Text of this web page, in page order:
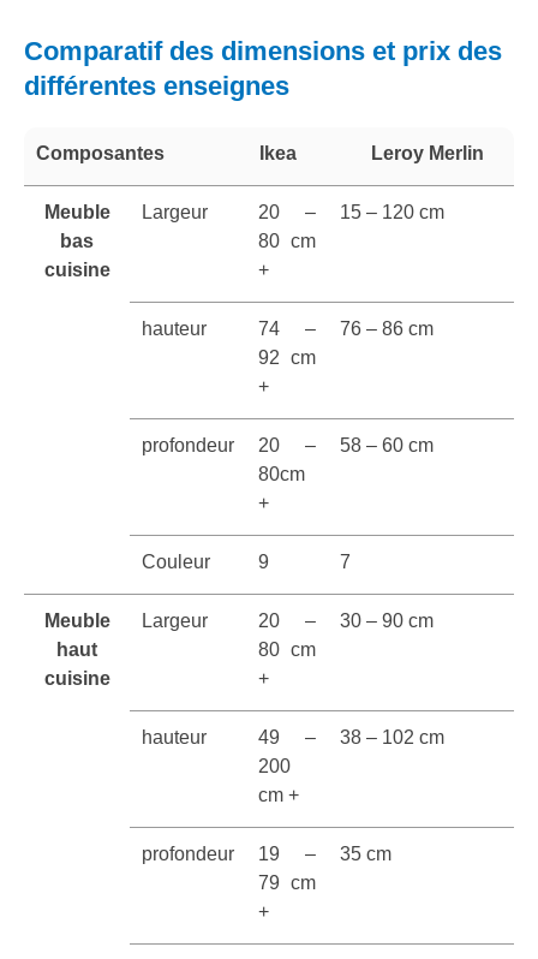
Comparatif des dimensions et prix des
différentes enseignes
Composantes Ikea Leroy Merlin
Meuble
bas
cuisine
Largeur
20 –
80 cm
+
15 – 120 cm
hauteur
74 –
92 cm
+
76 – 86 cm
profondeur
20 –
80cm
+
58 – 60 cm
Couleur 9 7
Meuble
haut
cuisine
Largeur
20 –
80 cm
+
30 – 90 cm
hauteur
49 –
200
cm +
38 – 102 cm
profondeur
19 –
79 cm
+
35 cm